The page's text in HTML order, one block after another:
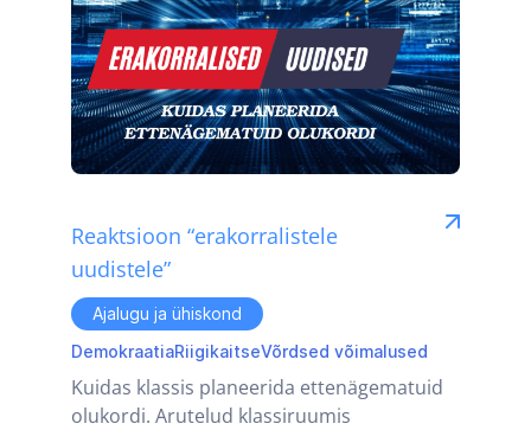
Reaktsioon “erakorralistele
uudistele”
Ajalugu ja ühiskond
DemokraatiaRiigikaitseVõrdsed võimalused
Kuidas klassis planeerida ettenägematuid
olukordi. Arutelud klassiruumis